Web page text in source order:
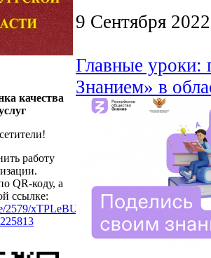
качества
работу
QR-коду, а
ссылке:
2579/xTPLeBU7/?
9 Сентября 2022
Главные уроки:
Знанием» в